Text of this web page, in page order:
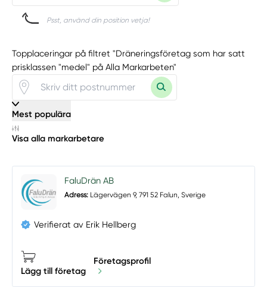
Psst, använd din position vetja!
Topplaceringar på filtret "Dräneringsföretag som har satt
prisklassen "medel" på Alla Markarbeten"
Mest populära
Visa alla markarbetare
FaluDrän AB
Adress: Lägervägen 9, 791 52 Falun, Sverige
Verifierat av Erik Hellberg
Lägg till företag
Företagsprofil